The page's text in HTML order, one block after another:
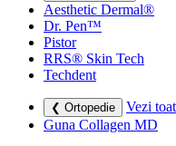
Aesthetic Dermal®
Dr. Pen™
Pistor
RRS® Skin Tech
Techdent
❮ Ortopedie
Vezi
Guna Collagen MD